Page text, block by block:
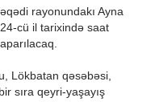
rayonundakı Ayna
cü il tarixində saat
Lökbatan qəsəbəsi,
sıra qeyri-yaşayış